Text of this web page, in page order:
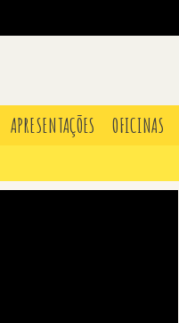
APRESENTAÇÕES OFICINAS